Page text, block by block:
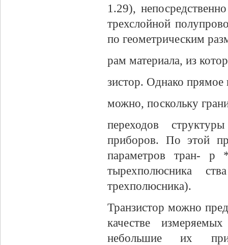
1.29),
трехслойной
по геометрическим
рам материала, из
зистор. Однако прямое
можно, поскольку
переходов
приборов. По этой
параметров тран- p
тырехполюсника
трехполюсника).
Транзистор можно
качестве
небольшие их